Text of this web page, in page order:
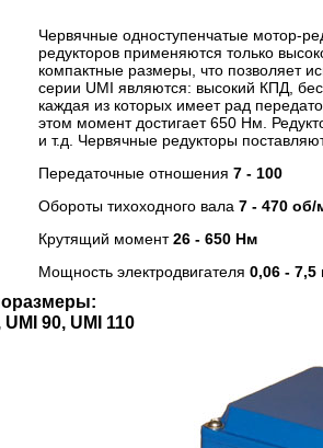
Червячные одноступенчатые мотор-
редукторов применяются только
компактные размеры, что позволяет
серии UMI являются: высокий КПД,
каждая из которых имеет рад
этом момент достигает 650 Нм.
и т.д. Червячные редукторы
Передаточные отношения 7 - 100
Обороты тихоходного вала 7 - 470 об/
Крутящий момент26 - 650 Нм
Мощность электродвигателя 0,06 - 7,5
90, UMI 110